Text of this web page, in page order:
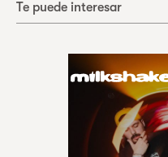
Te puede interesar